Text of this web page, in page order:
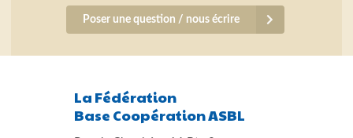
Poser une question / nous écrire
La Fédération
Base Coopération ASBL